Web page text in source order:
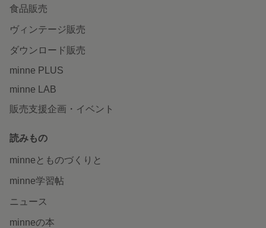
食品販売
ヴィンテージ販売
ダウンロード販売
minne PLUS
minne LAB
販売支援企画・イベント
読みもの
minneとものづくりと
minne学習帖
ニュース
minneの本